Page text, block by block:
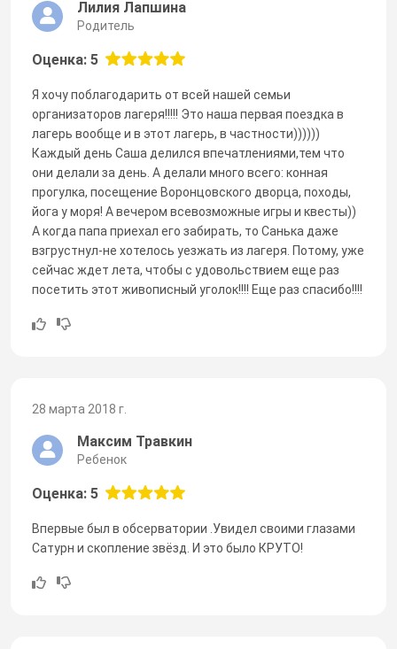
Лилия Лапшина
Родитель
Оценка: 5
Я хочу поблагодарить от всей нашей семьи
организаторов лагеря!!!!! Это наша первая поездка в
лагерь вообще и в этот лагерь, в частности))))))
Каждый день Саша делился впечатлениями,тем что
они делали за день. А делали много всего: конная
прогулка, посещение Воронцовского дворца, походы,
йога у моря! А вечером всевозможные игры и квесты))
А когда папа приехал его забирать, то Санька даже
взгрустнул-не хотелось уезжать из лагеря. Потому, уже
сейчас ждет лета, чтобы с удовольствием еще раз
посетить этот живописный уголок!!!! Еще раз спасибо!!!!
28 марта 2018 г.
Максим Травкин
Ребенок
Оценка: 5
Впервые был в обсерватории .Увидел своими глазами
Сатурн и скопление звёзд. И это было КРУТО!